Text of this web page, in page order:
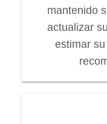
mantenido
actualizar
estimar